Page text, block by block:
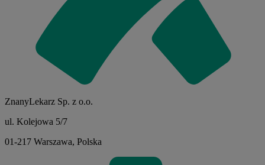
ZnanyLekarz Sp. z o.o.
ul. Kolejowa 5/7
01-217 Warszawa, Polska